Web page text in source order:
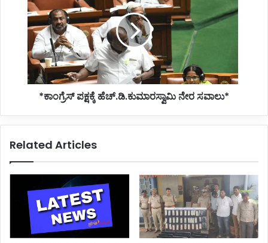
ಹೆಚ್.ಡಿ.ಕುಮಾರಸ್ವಾಮಿ
ಸವಾಲು*
*ಕಾಂಗ್ರೆಸ್ ಪಕ್ಷಕ್ಕೆ ಹೆಚ್.ಡಿ.ಕುಮಾರಸ್ವಾಮಿ ನೇರ ಸವಾಲು*
Related Articles